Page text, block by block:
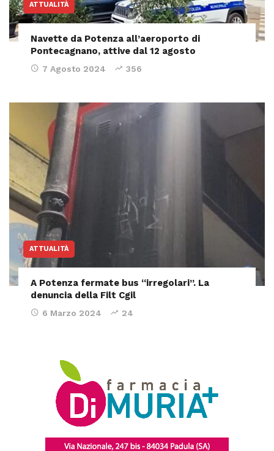
ATTUALITÀ
Navette da Potenza all’aeroporto di
Pontecagnano, attive dal 12 agosto
7 Agosto 2024 356
ATTUALITÀ
A Potenza fermate bus “irregolari”. La
denuncia della Filt Cgil
6 Marzo 2024 24